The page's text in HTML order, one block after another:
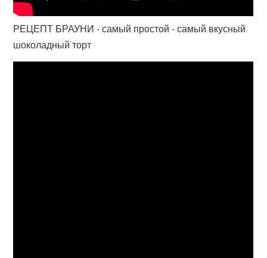
РЕЦЕПТ БРАУНИ - самый простой - самый вкусный
шоколадный торт